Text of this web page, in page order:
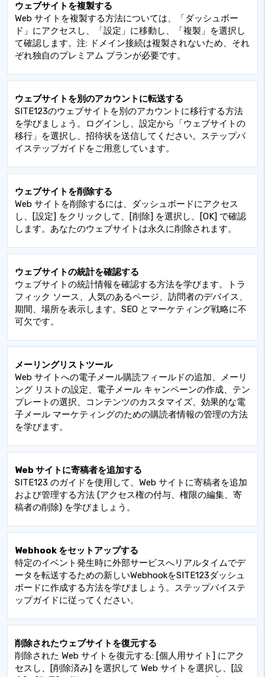
ウェブサイトを複製する
Web サイトを複製する方法については、「ダッシュボー
ド」にアクセスし、「設定」に移動し、「複製」を選択し
て確認します。注: ドメイン接続は複製されないため、それ
ぞれ独自のプレミアム プランが必要です。
ウェブサイトを別のアカウントに転送する
SITE123のウェブサイトを別のアカウントに移行する方法
を学びましょう。ログインし、設定から「ウェブサイトの
移行」を選択し、招待状を送信してください。ステップバ
イステップガイドをご用意しています。
ウェブサイトを削除する
Web サイトを削除するには、ダッシュボードにアクセス
し、[設定] をクリックして、[削除] を選択し、[OK] で確認
します。あなたのウェブサイトは永久に削除されます。
ウェブサイトの統計を確認する
ウェブサイトの統計情報を確認する方法を学びます。トラ
フィック ソース、人気のあるページ、訪問者のデバイス、
期間、場所を表示します。SEO とマーケティング戦略に不
可欠です。
メーリングリストツール
Web サイトへの電子メール購読フィールドの追加、メーリ
ング リストの設定、電子メール キャンペーンの作成、テン
プレートの選択、コンテンツのカスタマイズ、効果的な電
子メール マーケティングのための購読者情報の管理の方法
を学びます。
Web サイトに寄稿者を追加する
SITE123 のガイドを使用して、Web サイトに寄稿者を追加
および管理する方法 (アクセス権の付与、権限の編集、寄
稿者の削除) を学びましょう。
Webhook をセットアップする
特定のイベント発生時に外部サービスへリアルタイムでデ
ータを転送するための新しいWebhookをSITE123ダッシュ
ボードに作成する方法を学びましょう。ステップバイステ
ップガイドに従ってください。
削除されたウェブサイトを復元する
削除された Web サイトを復元する: [個人用サイト] にアク
セスし、[削除済み] を選択して Web サイトを選択し、[設